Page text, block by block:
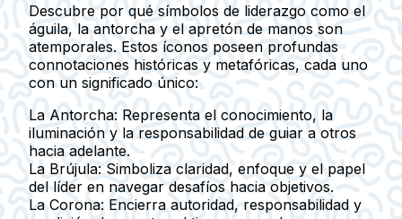
Descubre por qué símbolos de liderazgo como el
águila, la antorcha y el apretón de manos son
atemporales. Estos íconos poseen profundas
connotaciones históricas y metafóricas, cada uno
con un significado único:
La Antorcha: Representa el conocimiento, la
iluminación y la responsabilidad de guiar a otros
hacia adelante.
La Brújula: Simboliza claridad, enfoque y el papel
del líder en navegar desafíos hacia objetivos.
La Corona: Encierra autoridad, responsabilidad y